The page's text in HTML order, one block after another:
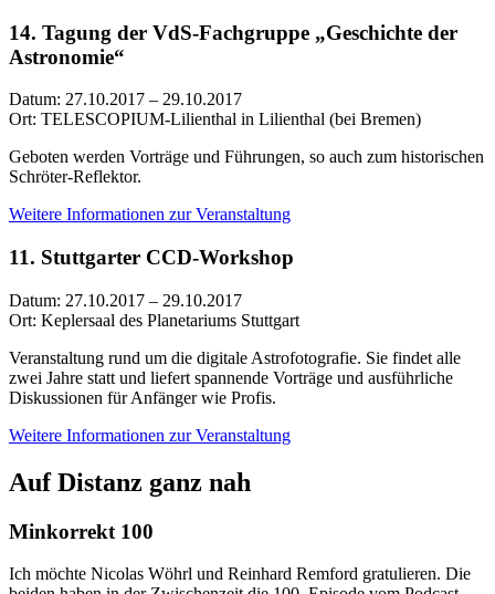
14. Tagung der VdS-Fachgruppe „Geschichte der
Astronomie“
Datum: 27.10.2017 – 29.10.2017
Ort: TELESCOPIUM-Lilienthal in Lilienthal (bei Bremen)
Geboten werden Vorträge und Führungen, so auch zum historischen
Schröter-Reflektor.
Weitere Informationen zur Veranstaltung
11. Stuttgarter CCD-Workshop
Datum: 27.10.2017 – 29.10.2017
Ort: Keplersaal des Planetariums Stuttgart
Veranstaltung rund um die digitale Astrofotografie. Sie findet alle
zwei Jahre statt und liefert spannende Vorträge und ausführliche
Diskussionen für Anfänger wie Profis.
Weitere Informationen zur Veranstaltung
Auf Distanz ganz nah
Minkorrekt 100
Ich möchte Nicolas Wöhrl und Reinhard Remford gratulieren. Die